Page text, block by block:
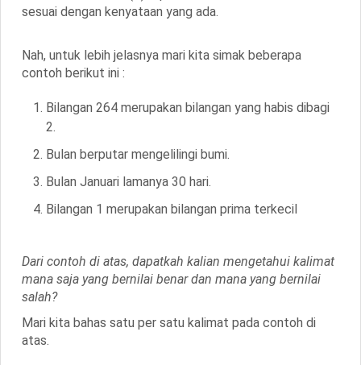
sesuai dengan kenyataan yang ada.
Nah, untuk lebih jelasnya mari kita simak beberapa
contoh berikut ini :
Bilangan 264 merupakan bilangan yang habis dibagi
2.
Bulan berputar mengelilingi bumi.
Bulan Januari lamanya 30 hari.
Bilangan 1 merupakan bilangan prima terkecil
Dari contoh di atas, dapatkah kalian mengetahui kalimat
mana saja yang bernilai benar dan mana yang bernilai
salah?
Mari kita bahas satu per satu kalimat pada contoh di
atas.